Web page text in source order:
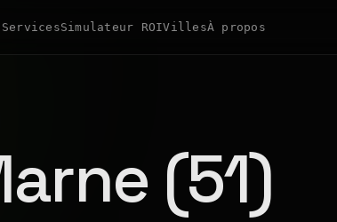
ServicesSimulateur ROIVillesÀ propos
(51)